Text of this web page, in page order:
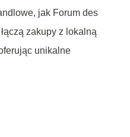
jak Forum des
zakupy z lokalną
unikalne